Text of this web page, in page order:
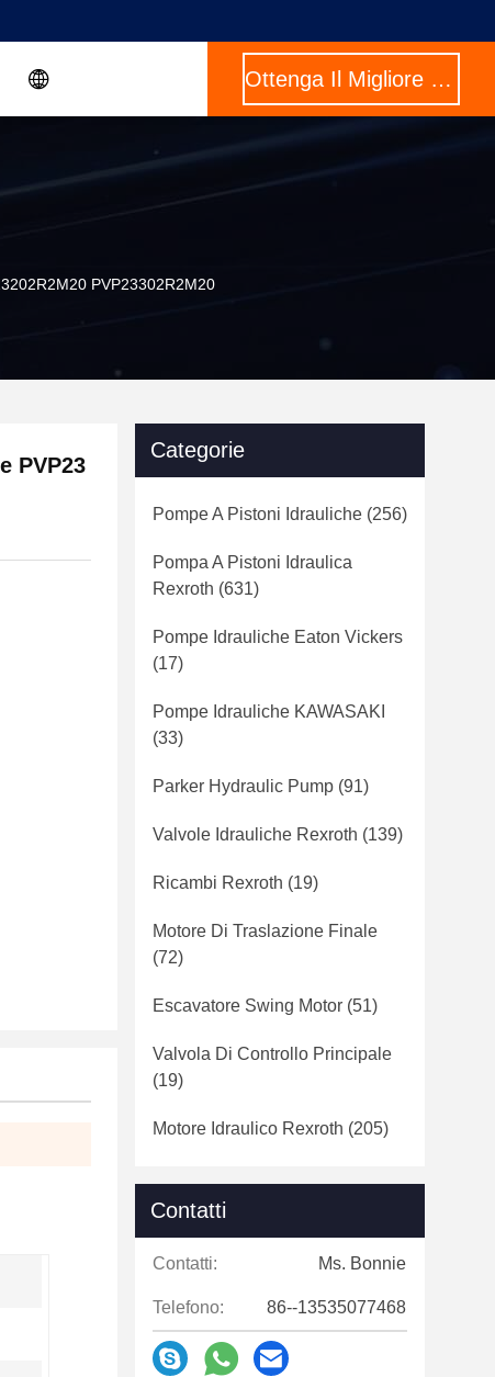
Ottenga Il Migliore Prezzo
PVP23302R2M20
PVP23
Categorie
Pompe A Pistoni Idrauliche (256)
Pompa A Pistoni Idraulica
Rexroth (631)
Pompe Idrauliche Eaton Vickers
(17)
Pompe Idrauliche KAWASAKI
(33)
Parker Hydraulic Pump (91)
Valvole Idrauliche Rexroth (139)
Ricambi Rexroth (19)
Motore Di Traslazione Finale
(72)
Escavatore Swing Motor (51)
Valvola Di Controllo Principale
(19)
Motore Idraulico Rexroth (205)
Contatti
Contatti: Ms. Bonnie
Telefono: 86--13535077468